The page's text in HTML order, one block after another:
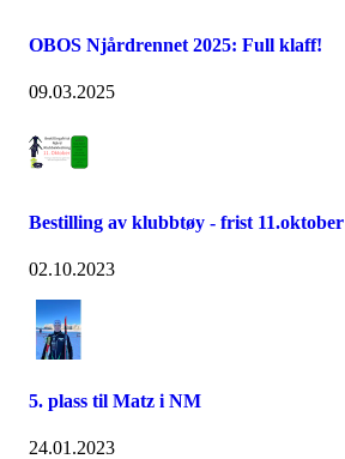
OBOS Njårdrennet 2025: Full klaff!
09.03.2025
Bestilling av klubbtøy - frist 11.oktober
02.10.2023
5. plass til Matz i NM
24.01.2023